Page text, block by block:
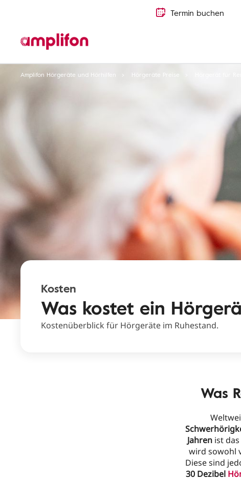
Termin buchen
Amplifon Hörgeräte und Hörhilfen Hörgeräte Preise
Kosten
Was kostet ein
Kostenüberblick für Hörgeräte im Ruhestand.
Was
Jahrenist das
wird sowohl
Diese sind
30 Dezibel